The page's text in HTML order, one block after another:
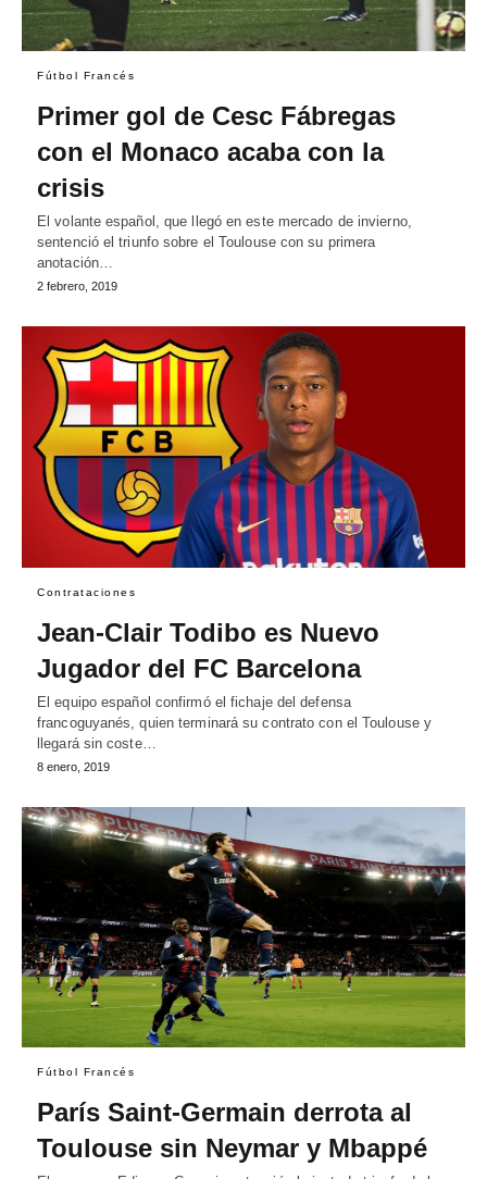
Fútbol Francés
Primer gol de Cesc Fábregas
con el Monaco acaba con la
crisis
El volante español, que llegó en este mercado de invierno,
sentenció el triunfo sobre el Toulouse con su primera
anotación…
2 febrero, 2019
Contrataciones
Jean-Clair Todibo es Nuevo
Jugador del FC Barcelona
El equipo español confirmó el fichaje del defensa
francoguyanés, quien terminará su contrato con el Toulouse y
llegará sin coste…
8 enero, 2019
Fútbol Francés
París Saint-Germain derrota al
Toulouse sin Neymar y Mbappé